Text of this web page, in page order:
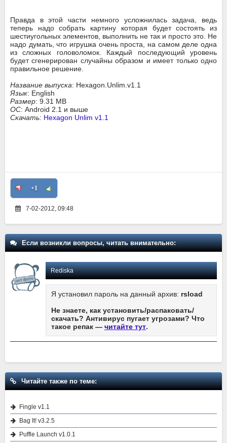
Правда в этой части немного усложнилась задача, ведь
теперь надо собрать картину которая будет состоять из
шестиугольных элементов, выполнить не так и просто это. Не
надо думать, что игрушка очень проста, на самом деле одна
из сложных головоломок. Каждый последующий уровень
будет сгенерирован случайны образом и имеет только одно
правильное решение.
Название выпуска: Hexagon.Unlim.v1.1
Язык: English
Размер: 9.31 MB
ОС: Android 2.1 и выше
Скачать: Hexagon Unlim v1.1
+1
7-02-2012, 09:48
Если возникли вопросы, читать внимательно:
Rediska
Я установил пароль на данный архив: rsload
Не знаете, как установить/распаковать/
скачать? Антивирус пугает угрозами? Что
такое репак — читайте тут.
Читайте также по теме:
Fingle v1.1
Bag It! v3.2.5
Puffle Launch v1.0.1